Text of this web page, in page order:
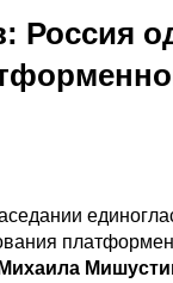
Россия
Михаила